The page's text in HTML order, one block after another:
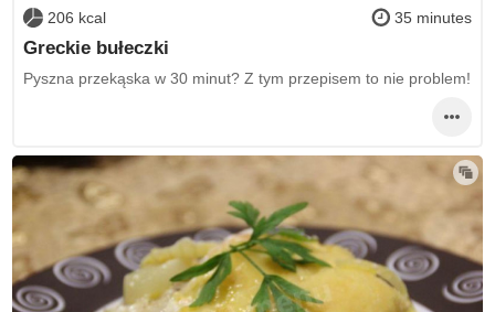
206 kcal 35 minutes
Greckie bułeczki
Pyszna przekąska w 30 minut? Z tym przepisem to nie problem!